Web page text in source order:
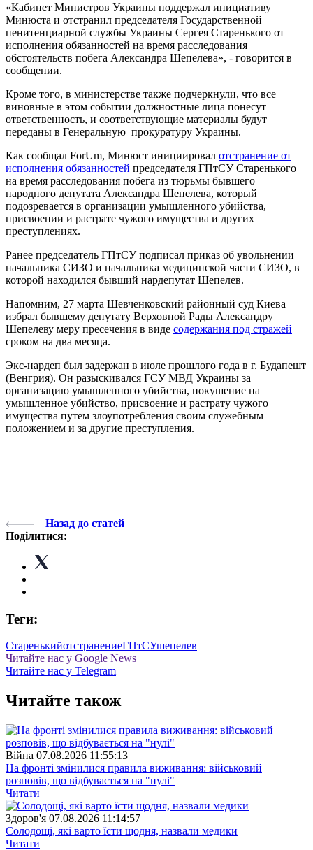
«Кабинет Министров Украины поддержал инициативу
Минюста и отстранил председателя Государственной
пенитенциарной службы Украины Сергея Старенького от
исполнения обязанностей на время расследования
обстоятельств побега Александра Шепелева», - говорится в
сообщении.
Кроме того, в министерстве также подчеркнули, что все
виновные в этом событии должностные лица понесут
ответственность, и соответствующие материалы будут
переданы в Генеральную прокуратуру Украины.
Как сообщал ForUm, Минюст инициировал отстранение от
исполнения обязанностей председателя ГПтСУ Старенького
на время расследования побега из тюрьмы бывшего
народного депутата Александра Шепелева, который
подозревается в организации умышленного убийства,
присвоении и растрате чужого имущества и других
преступлениях.
Ранее председатель ГПтСУ подписал приказ об увольнении
начальника СИЗО и начальника медицинской части СИЗО, в
которой находился бывший нардепутат Шепелев.
Напомним, 27 марта Шевченковский районный суд Киева
избрал бывшему депутату Верховной Рады Александру
Шепелеву меру пресечения в виде содержания под стражей
сроком на два месяца.
Экс-нардеп был задержан в июле прошлого года в г. Будапешт
(Венгрия). Он разыскивался ГСУ МВД Украины за
организацию умышленного убийства, покушение на
умышленное убийство, присвоение и растрату чужого
имущества путем злоупотребления своим служебным
положением и за другие преступления.
Назад до статей
Поділитися:
Теги:
СтаренькийотстранениеГПтСУшепелев
Читайте нас у Google News
Читайте нас у Telegram
Читайте також
Війна 07.08.2026 11:55:13
На фронті змінилися правила виживання: військовий
розповів, що відбувається на "нулі"
Читати
Здоров'я 07.08.2026 11:14:57
Солодощі, які варто їсти щодня, назвали медики
Читати